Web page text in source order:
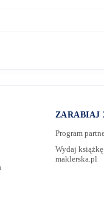
ZARABIAJ
Program
Wydaj
maklerska.pl